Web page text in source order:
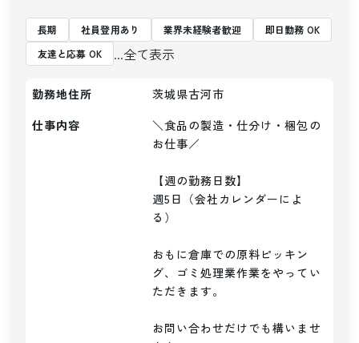
長期 社員登用あり 業界未経験者歓迎
即日勤務 OK
友達と応募 OK
...全て表示
勤務地住所
茨城県古河市
仕事内容
＼食品の製造・仕分け・梱包の
お仕事／
【週の勤務日数】
週5日（会社カレンダーによ
る）
おもに倉庫での原料ピッキン
グ、ゴミ処理業作業をやってい
ただきます。
お問い合わせだけでも構いませ